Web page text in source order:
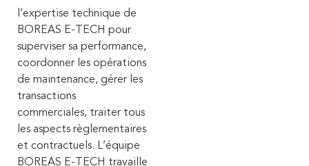
l’expertise technique de
BOREAS E-TECH pour
superviser sa performance,
coordonner les opérations
de maintenance, gérer les
transactions
commerciales, traiter tous
les aspects règlementaires
et contractuels. L’équipe
BOREAS E-TECH travaille